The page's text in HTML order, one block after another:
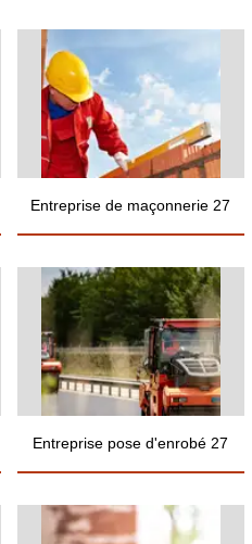
Entreprise de maçonnerie 27
Entreprise pose d'enrobé 27